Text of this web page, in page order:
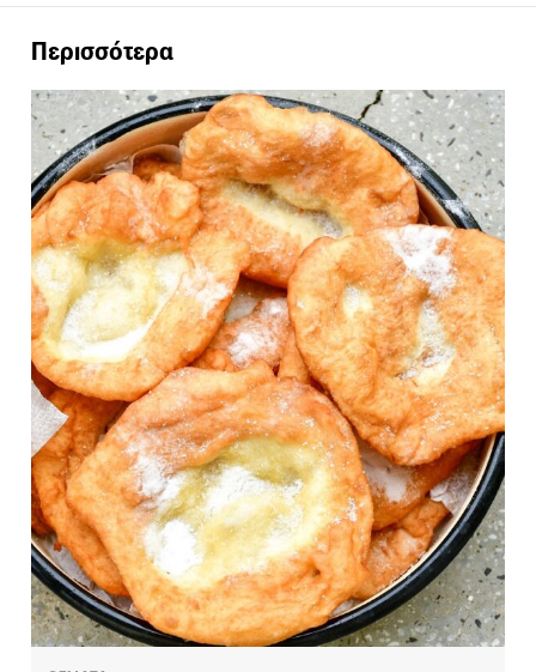
Περισσότερα